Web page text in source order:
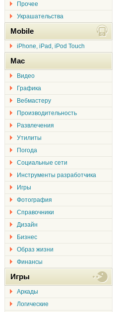
Прочее
Украшательства
Mobile
iPhone, iPad, iPod Touch
Mac
Видео
Графика
Вебмастеру
Производительность
Развлечения
Утилиты
Погода
Социальные сети
Инструменты разработчика
Игры
Фотография
Справочники
Дизайн
Бизнес
Образ жизни
Финансы
Игры
Аркады
Логические